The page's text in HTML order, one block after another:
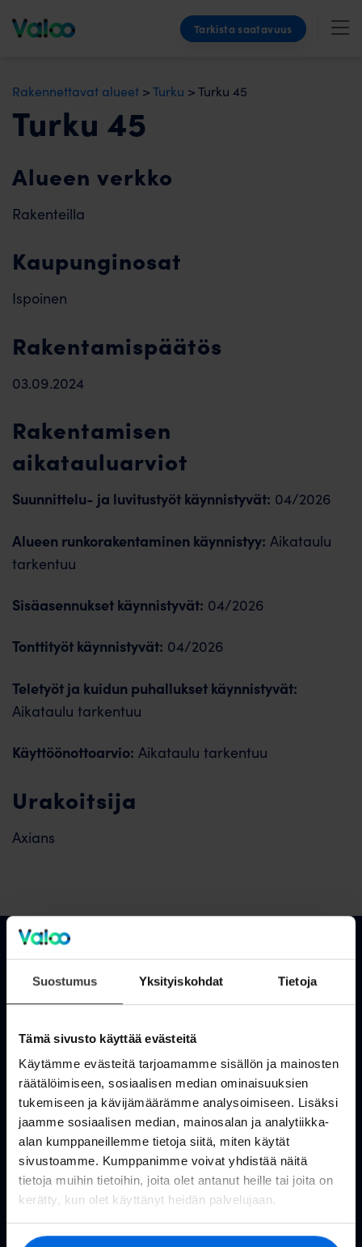
Suostumus Yksityiskohdat Tietoja
Tämä sivusto käyttää evästeitä
Käytämme evästeitä tarjoamamme sisällön ja mainosten
räätälöimiseen, sosiaalisen median ominaisuuksien
tukemiseen ja kävijämäärämme analysoimiseen. Lisäksi
jaamme sosiaalisen median, mainosalan ja analytiikka-
alan kumppaneillemme tietoja siitä, miten käytät
sivustoamme. Kumppanimme voivat yhdistää näitä
tietoja muihin tietoihin, joita olet antanut heille tai joita on
kerätty, kun olet käyttänyt heidän palvelujaan.
Tarkista saatavuus
Rakennettavat alueet >Turku >Turku 45
Turku 45
Alueen verkko
Rakenteilla
Kaupunginosat
Ispoinen
Rakentamispäätös
03.09.2024
Rakentamisen
aikatauluarviot
Suunnittelu- ja luvitustyöt käynnistyvät: 04/2026
Alueen runkorakentaminen käynnistyy: Aikataulu
tarkentuu
Sisäasennukset käynnistyvät: 04/2026
Tonttityöt käynnistyvät: 04/2026
Teletyöt ja kuidun puhallukset käynnistyvät:
Aikataulu tarkentuu
Käyttöönottoarvio: Aikataulu tarkentuu
Urakoitsija
Axians
Asiakastuki
Asiakaspalvelu
Tukisivusto
Huolto- ja häiriötiedotteet
Valoo kokemuksia
In English
Valokuitu kuluttajille